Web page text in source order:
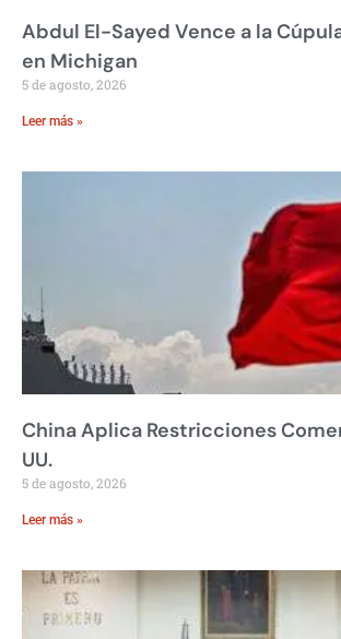
Abdul El-Sayed Vence a la
en Michigan
5 de agosto, 2026
Leer más »
China Aplica Restricciones
UU.
5 de agosto, 2026
Leer más »